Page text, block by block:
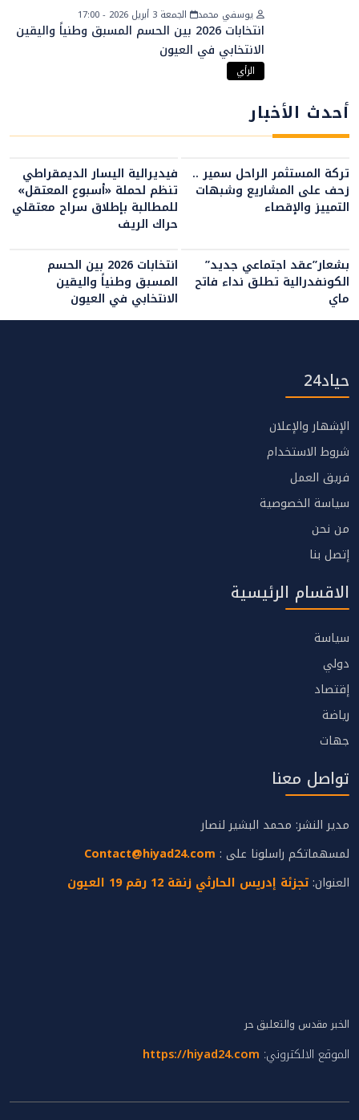
يوسفي محمد الجمعة 3 أبريل 2026 - 17:00
انتخابات 2026 بين الحسم المسبق وطنياً واليقين
الانتخابي في العيون
الرأي
أحدث الأخبار
تركة المستثمر الراحل سمير ..
زحف على المشاريع وشبهات
التمييز والإقصاء
فيديرالية اليسار الديمقراطي
تنظم لحملة «أسبوع المعتقل»
للمطالبة بإطلاق سراح معتقلي
حراك الريف
بشعار”عقد اجتماعي جديد”
الكونفدرالية تطلق نداء فاتح
ماي
انتخابات 2026 بين الحسم
المسبق وطنياً واليقين
الانتخابي في العيون
حياد24
الإشهار والإعلان
شروط الاستخدام
فريق العمل
سياسة الخصوصية
من نحن
إتصل بنا
الاقسام الرئيسية
سياسة
دولي
إقتصاد
رياضة
جهات
تواصل معنا
مدير النشر: محمد البشير لنصار
لمسهماتكم راسلونا على : Contact@hiyad24.com
العنوان:تجزئة إدريس الحارثي زنقة 12 رقم 19 العيون
الخبر مقدس والتعليق حر
الموقع الالكتروني: